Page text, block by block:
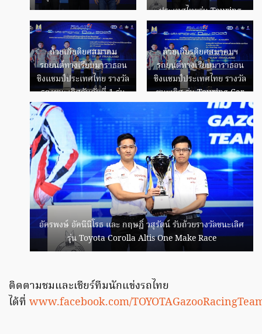
ประเทศไทยรุ่น Touring
Car
ถ้วยเกียติยศสมาคม
รถยนต์ทางเรียบมาราธอน
ชิงแชมป์ประเทศไทย รางวัล
รองชนะเลิศอันดับที่ 1 รุ่น
Overall
ถ้วยเกียรติยศสมาคมฯ
รถยนต์ทางเรียบมาราธอน
ชิงแชมป์ประเทศไทย รางวัล
ชนะเลิศ รุ่น Touring Car
อัครพงษ์ อัคนีนิโรธ และ กฤษฎิ์ วสุรัตน์ รับถ้วยรางวัลชนะเลิศ
รุ่น Toyota Corolla Altis One Make Race
ติดตามชมและเชียร์ทีมนักแข่งรถไทย
ได้ที่ www.facebook.com/